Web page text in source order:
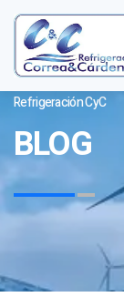
Refrigeración CyC
BLOG